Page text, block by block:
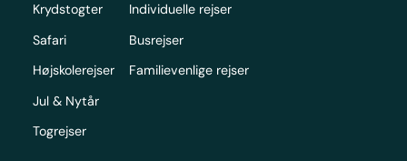
Krydstogter
Safari
Højskolerejser
Jul & Nytår
Togrejser
Individuelle rejser
Busrejser
Familievenlige rejser